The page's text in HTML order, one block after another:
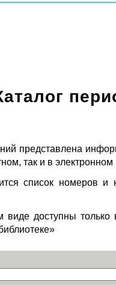
представлена
так и в
список номеров и
виде доступны